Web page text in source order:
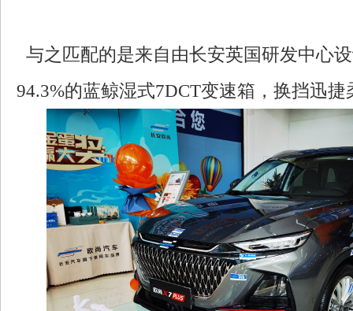
与之匹配的是来自由长安英国研发中心
94.3%的蓝鲸湿式7DCT变速箱，换挡迅